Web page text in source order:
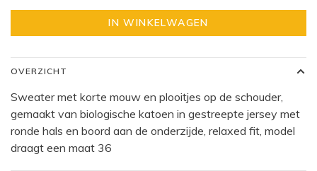
IN WINKELWAGEN
OVERZICHT
Sweater met korte mouw en plooitjes op de schouder,
gemaakt van biologische katoen in gestreepte jersey met
ronde hals en boord aan de onderzijde, relaxed fit, model
draagt een maat 36